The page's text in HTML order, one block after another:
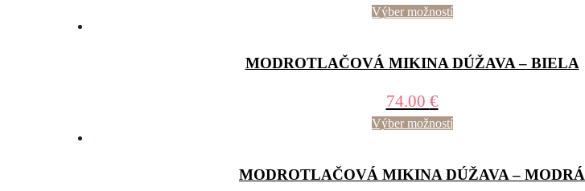
Výber možností
MODROTLAČOVÁ MIKINA DÚŽAVA – BIELA
74.00 €
Výber možností
MODROTLAČOVÁ MIKINA DÚŽAVA – MODRÁ